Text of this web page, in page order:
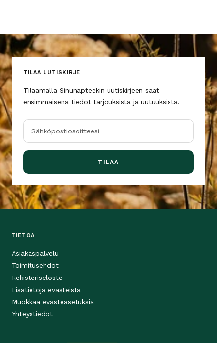
TILAA UUTISKIRJE
Tilaamalla Sinunapteekin uutiskirjeen saat
ensimmäisenä tiedot tarjouksista ja uutuuksista.
Sähköpostiosoitteesi
TILAA
TIETOA
Asiakaspalvelu
Toimitusehdot
Rekisteriseloste
Lisätietoja evästeistä
Muokkaa evästeasetuksia
Yhteystiedot